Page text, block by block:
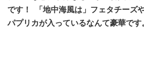
です！
「地中海風は」フェタチーズ
パプリカが入っているなんて豪華です